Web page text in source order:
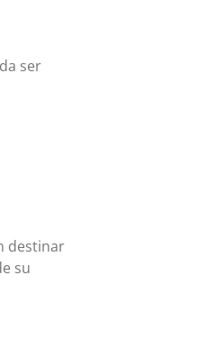
ser
destinar
su